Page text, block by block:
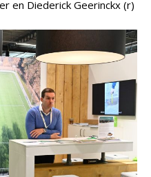
en Diederick Geerinckx (r)